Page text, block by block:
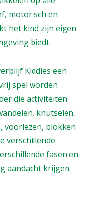
motorisch en
het kind zijn eigen
biedt.
Kiddies een
spel worden
die activiteiten
knutselen,
voorlezen, blokken
verschillende
fasen en
aandacht krijgen.